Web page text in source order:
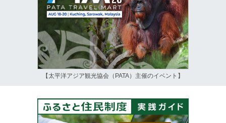
【太平洋アジア観光協会（PATA）主催のイベント】